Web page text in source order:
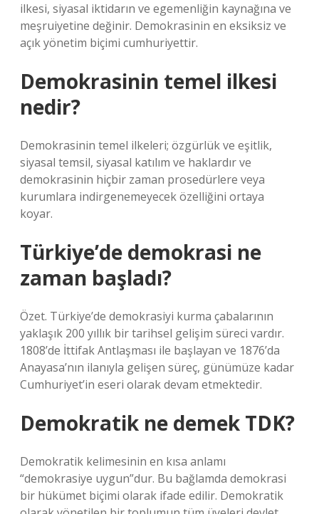
ilkesi, siyasal iktidarın ve egemenliğin kaynağına ve
meşruiyetine değinir. Demokrasinin en eksiksiz ve
açık yönetim biçimi cumhuriyettir.
Demokrasinin temel ilkesi
nedir?
Demokrasinin temel ilkeleri; özgürlük ve eşitlik,
siyasal temsil, siyasal katılım ve haklardır ve
demokrasinin hiçbir zaman prosedürlere veya
kurumlara indirgenemeyecek özelliğini ortaya
koyar.
Türkiye’de demokrasi ne
zaman başladı?
Özet. Türkiye’de demokrasiyi kurma çabalarının
yaklaşık 200 yıllık bir tarihsel gelişim süreci vardır.
1808’de İttifak Antlaşması ile başlayan ve 1876’da
Anayasa’nın ilanıyla gelişen süreç, günümüze kadar
Cumhuriyet’in eseri olarak devam etmektedir.
Demokratik ne demek TDK?
Demokratik kelimesinin en kısa anlamı
“demokrasiye uygun”dur. Bu bağlamda demokrasi
bir hükümet biçimi olarak ifade edilir. Demokratik